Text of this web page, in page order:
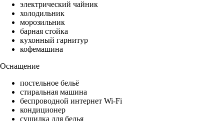
электрический чайник
холодильник
морозильник
барная стойка
кухонный гарнитур
кофемашина
Оснащение
постельное бельё
стиральная машина
беспроводной интернет Wi-Fi
кондиционер
сушилка для белья